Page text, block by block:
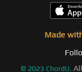
Made
© 2023 ChordU.